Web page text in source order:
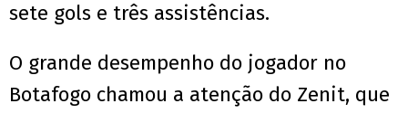
sete gols e três assistências.
O grande desempenho do jogador no
Botafogo chamou a atenção do Zenit, que